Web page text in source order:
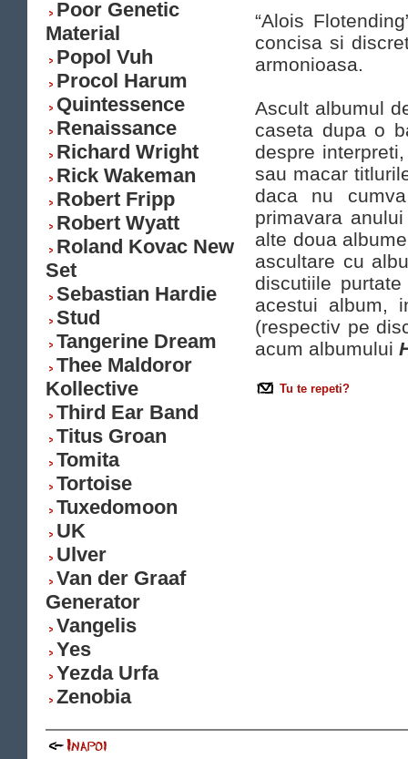
Poor Genetic
Material
Popol Vuh
Procol Harum
Quintessence
Renaissance
Richard Wright
Rick Wakeman
Robert Fripp
Robert Wyatt
Roland Kovac New
Set
Sebastian Hardie
Stud
Tangerine Dream
Thee Maldoror
Kollective
Third Ear Band
Titus Groan
Tomita
Tortoise
Tuxedomoon
UK
Ulver
Van der Graaf
Generator
Vangelis
Yes
Yezda Urfa
Zenobia
“Alois
concisa si
armonioasa.
Ascult albumul
caseta dupa o
despre
sau macar
daca nu
primavara
alte doua
ascultare cu
discutiile
acestui album,
(respectiv pe
acum albumului
Tu te repeti?